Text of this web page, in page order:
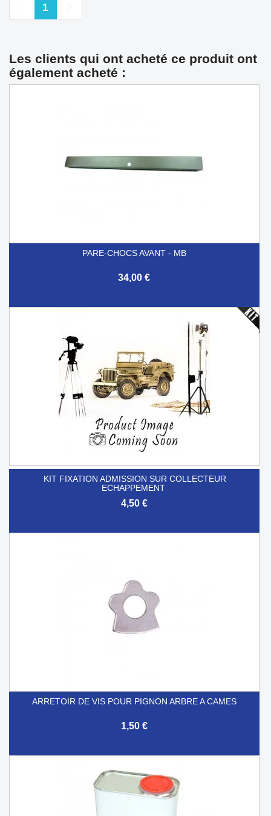
Précédent
1
Les clients qui ont acheté ce produit ont
également acheté :
PARE-CHOCS AVANT - MB
34,00 €
KIT FIXATION ADMISSION SUR COLLECTEUR
ECHAPPEMENT
4,50 €
ARRETOIR DE VIS POUR PIGNON ARBRE A CAMES
1,50 €